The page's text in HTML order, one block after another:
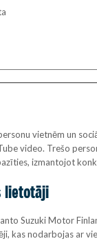
vietnēm un
video. Trešo
izmantojot
lietotāji
Suzuki Motor
kas nodarbojas ar